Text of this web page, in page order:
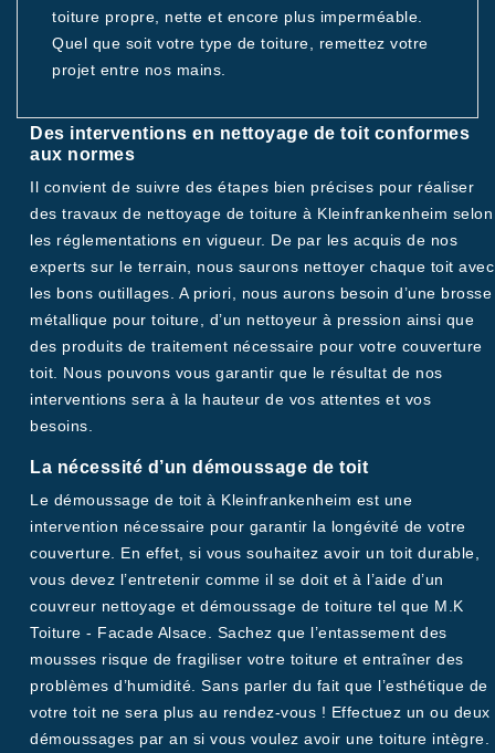
toiture propre, nette et encore plus imperméable.
Quel que soit votre type de toiture, remettez votre
projet entre nos mains.
Des interventions en nettoyage de toit conformes
aux normes
Il convient de suivre des étapes bien précises pour réaliser
des travaux de nettoyage de toiture à Kleinfrankenheim selon
les réglementations en vigueur. De par les acquis de nos
experts sur le terrain, nous saurons nettoyer chaque toit avec
les bons outillages. A priori, nous aurons besoin d’une brosse
métallique pour toiture, d’un nettoyeur à pression ainsi que
des produits de traitement nécessaire pour votre couverture
toit. Nous pouvons vous garantir que le résultat de nos
interventions sera à la hauteur de vos attentes et vos
besoins.
La nécessité d’un démoussage de toit
Le démoussage de toit à Kleinfrankenheim est une
intervention nécessaire pour garantir la longévité de votre
couverture. En effet, si vous souhaitez avoir un toit durable,
vous devez l’entretenir comme il se doit et à l’aide d’un
couvreur nettoyage et démoussage de toiture tel que M.K
Toiture - Facade Alsace. Sachez que l’entassement des
mousses risque de fragiliser votre toiture et entraîner des
problèmes d’humidité. Sans parler du fait que l’esthétique de
votre toit ne sera plus au rendez-vous ! Effectuez un ou deux
démoussages par an si vous voulez avoir une toiture intègre.